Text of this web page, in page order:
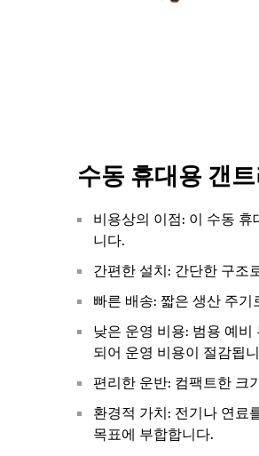
수동 휴대용 갠
비용상의 이점: 이 수동
니다.
간편한 설치: 간단한 구조
빠른 배송: 짧은 생산 주
낮은 운영 비용: 범용 예
되어 운영 비용이 절감됩
편리한 운반: 컴팩트한 크
환경적 가치: 전기나 연료
목표에 부합합니다.